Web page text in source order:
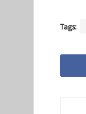
Tags: